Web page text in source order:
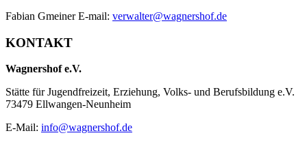
Fabian Gmeiner E-mail: verwalter@wagnershof.de
KONTAKT
Wagnershof e.V.
Stätte für Jugendfreizeit, Erziehung, Volks- und Berufsbildung e.V.
73479 Ellwangen-Neunheim
E-Mail: info@wagnershof.de